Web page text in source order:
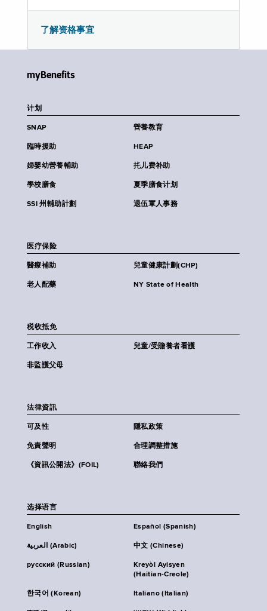
了解资格事宜
myBenefits
计划
SNAP 營養教育
臨時援助 HEAP
婦嬰幼營養輔助 扥儿费补助
學校膳食 夏季膳食计划
SSI 州輔助計劃 退伍軍人事務
医疗保险
醫療補助 兒童健康計劃(CHP)
老人配藥 NY State of Health
税收抵免
工作收入 兒童/受贍養者看護
非監護父母
法律資訊
可及性 隱私政策
免責聲明 合理調整措施
《資訊公開法》(FOIL) 聯絡我們
选择语言
English Español (Spanish)
العربية (Arabic) 中文 (Chinese)
русский (Russian)
Kreyòl Ayisyen
(Haitian-Creole)
한국어 (Korean) Italiano (Italian)